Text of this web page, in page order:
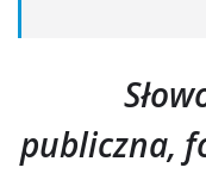
publiczna,